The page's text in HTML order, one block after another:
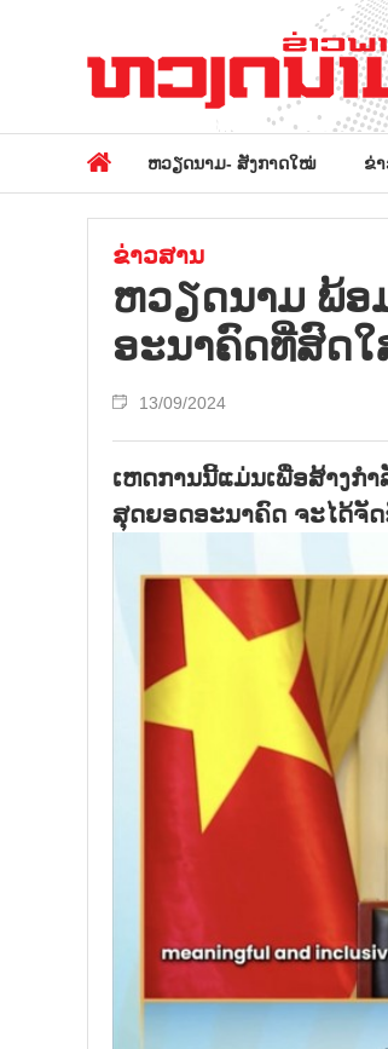
ຫວຽດນາມ- ສັງກາດໃໝ່ ຂ່
ຂ່າວສານ
ຫວຽດນາມ ພ້ອ
ອະນາຄົດທີ່ສົດ
13/09/2024
ເຫດການນີ້ແມ່ນເພື່ອສ້າງກ
ສຸດຍອດອະນາຄົດ ຈະໄດ້ຈັ